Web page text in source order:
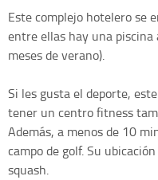
Este complejo hotelero se
entre ellas hay una piscina
meses de verano).
Si les gusta el deporte,
tener un centro fitness
Además, a menos de 10
campo de golf. Su
squash.